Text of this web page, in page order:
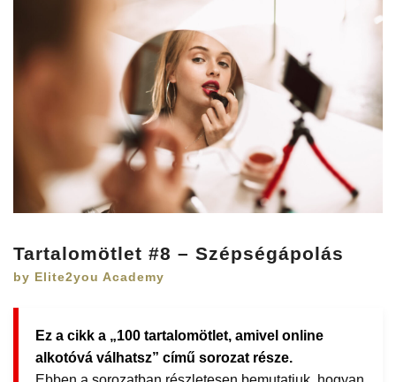
Tartalomötlet #8 – Szépségápolás
by Elite2you Academy
Ez a cikk a „100 tartalomötlet, amivel online
alkotóvá válhatsz” című sorozat része.